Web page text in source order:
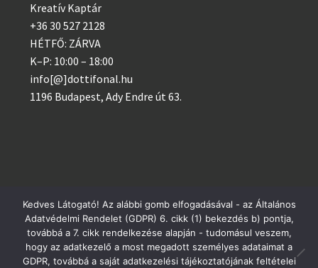
Postai csomagküldés szerdánként, GLS minden nap!
Bezárás
Kreatív Kaptár
+36 30 527 2128
HÉTFŐ: ZÁRVA
K–P: 10:00 – 18:00
info[@]dottifonal.hu
1196 Budapest, Ady Endre út 63.
© 2014 - 2023 Kreatív Kaptár
Adatvédelem
Kedves Látogató! Az alábbi gomb elfogadásával - az Általános
Adatvédelmi Rendelet (GDPR) 6. cikk (1) bekezdés b) pontja,
továbbá a 7. cikk rendelkezése alapján - tudomásul veszem,
hogy az adatkezelő a most megadott személyes adataimat a
GDPR, továbbá a saját adatkezelési tájékoztatójának feltételei